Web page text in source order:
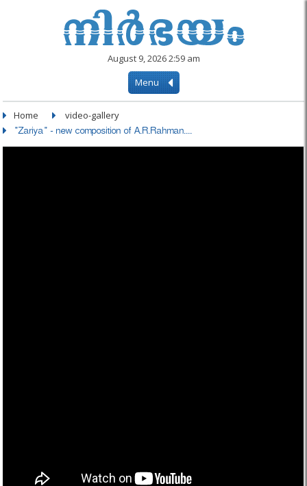
August 9, 2026 2:59 am
Menu
Home video-gallery
"Zariya" - new composition of A.R.Rahman....